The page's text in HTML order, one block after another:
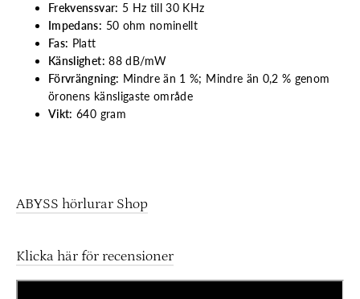
Frekvenssvar: 5 Hz till 30 KHz
Impedans: 50 ohm nominellt
Fas: Platt
Känslighet: 88 dB/mW
Förvrängning: Mindre än 1 %; Mindre än 0,2 % genom
öronens känsligaste område
Vikt: 640 gram
ABYSS hörlurar Shop
Klicka här för recensioner